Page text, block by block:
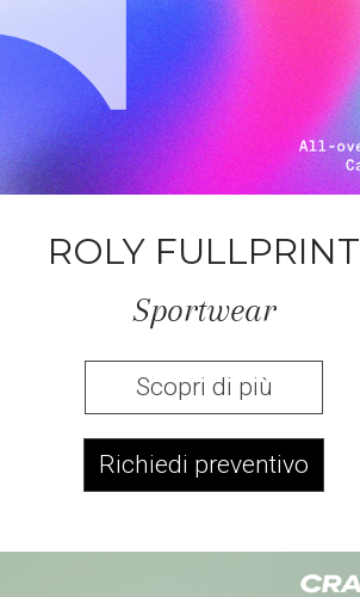
ROLY FULLPRINT
Sportwear
Scopri di più
Richiedi preventivo